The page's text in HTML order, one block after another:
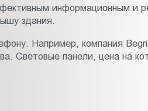
информационным и
здания.
Например, компания
Световые панели, цена на